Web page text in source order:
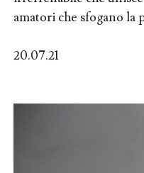
amatori che sfogano la
20.07.21